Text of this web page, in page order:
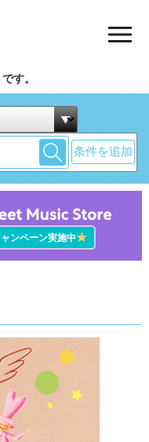
す。
条件を追加
ンペーン実施中★